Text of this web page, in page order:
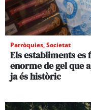
Parròquies,Societat
Els establiments es
enorme de gel que
ja és històric